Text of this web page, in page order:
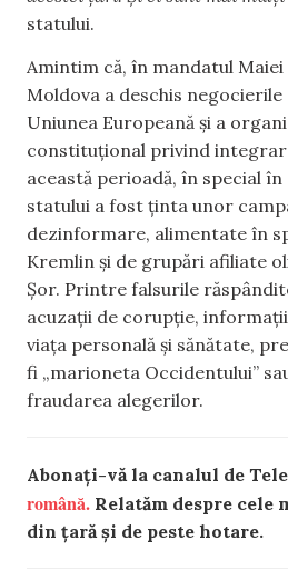
statului.
Amintim că, în mandatul Maiei
Moldova a deschis
Uniunea Europeană și a
constituțional privind
această perioadă, în special
statului a fost ținta unor
dezinformare, alimentate în
Kremlin și de grupări afiliate
Șor. Printre falsurile
acuzații de corupție,
viața personală și sănătate,
fi „marioneta Occidentului”
fraudarea alegerilor.
Abonați-vă la canalul de
română. Relatăm despre
din țară și de peste hotare.